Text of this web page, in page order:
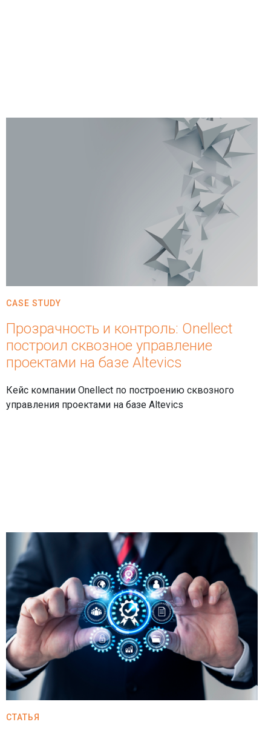
CASE STUDY
Прозрачность и контроль: Onellect
построил сквозное управление
проектами на базе Altevics
Кейс компании Onellect по построению сквозного
управления проектами на базе Altevics
СТАТЬЯ